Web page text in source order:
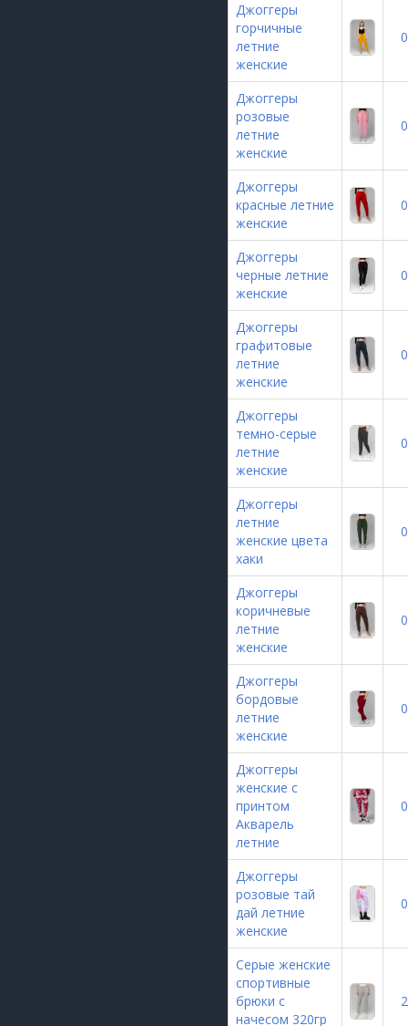
Джоггеры
горчичные
летние
женские
0
Джоггеры
розовые
летние
женские
0
Джоггеры
красные летние
женские
0
Джоггеры
черные летние
женские
0
Джоггеры
графитовые
летние
женские
0
Джоггеры
темно-серые
летние
женские
0
Джоггеры
летние
женские цвета
хаки
0
Джоггеры
коричневые
летние
женские
0
Джоггеры
бордовые
летние
женские
0
Джоггеры
женские с
принтом
Акварель
летние
0
Джоггеры
розовые тай
дай летние
женские
0
Серые женские
спортивные
брюки с
начесом 320гр
2